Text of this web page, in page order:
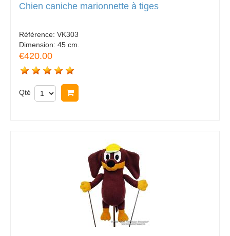
Chien caniche marionnette à tiges
Référence: VK303
Dimension: 45 cm.
€420.00
Qté